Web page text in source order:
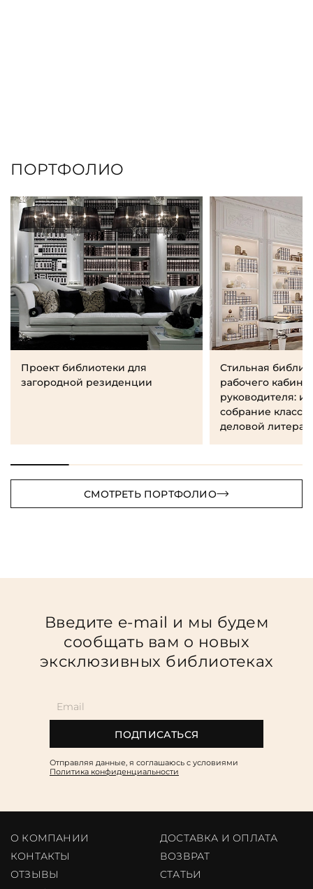
ПОРТФОЛИО
Проект библиотеки для
загородной резиденции
Стильная
рабочего
руководителя:
собрание
деловой
СМОТРЕТЬ ПОРТФОЛИО
Введите e-mail и мы будем
сообщать вам о новых
эксклюзивных библиотеках
ПОДПИСАТЬСЯ
Отправляя данные, я соглашаюсь c условиями
Политика конфиденциальности
О КОМПАНИИ
ДОСТАВКА И ОПЛАТА
КОНТАКТЫ
ВОЗВРАТ
ОТЗЫВЫ
CТАТЬИ